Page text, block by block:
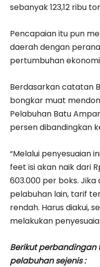
sebanyak 123,12 ribu
Pencapaian itu pun
daerah dengan
pertumbuhan
Berdasarkan catatan
bongkar muat
Pelabuhan Batu
persen dibandingkan
“Melalui penyesuaian
feet isi akan naik dari
603.000 per boks.
pelabuhan lain, tarif
rendah. Harus diakui,
melakukan
Berikut
pelabuhan sejenis :